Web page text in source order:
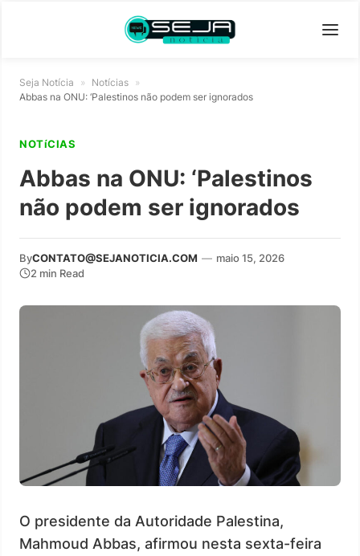
Seja Notícia » Notícias »
Abbas na ONU: ‘Palestinos não podem ser ignorados
NOTíCIAS
Abbas na ONU: ‘Palestinos
não podem ser ignorados
ByCONTATO@SEJANOTICIA.COM — maio 15, 2026
2 min Read
O presidente da Autoridade Palestina,
Mahmoud Abbas, afirmou nesta sexta-feira